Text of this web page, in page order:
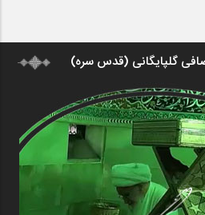
گلپایگانی (قدس سره)